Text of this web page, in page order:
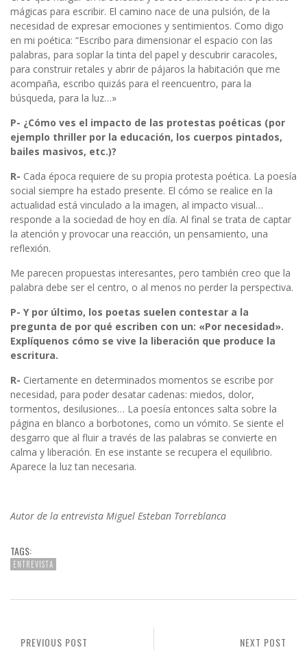
mágicas para escribir. El camino nace de una pulsión, de la
necesidad de expresar emociones y sentimientos. Como digo
en mi poética: “Escribo para dimensionar el espacio con las
palabras, para soplar la tinta del papel y descubrir caracoles,
para construir retales y abrir de pájaros la habitación que me
acompaña, escribo quizás para el reencuentro, para la
búsqueda, para la luz…»
P- ¿Cómo ves el impacto de las protestas poéticas (por
ejemplo thriller por la educación, los cuerpos pintados,
bailes masivos, etc.)?
R- Cada época requiere de su propia protesta poética. La poesía
social siempre ha estado presente. El cómo se realice en la
actualidad está vinculado a la imagen, al impacto visual…
responde a la sociedad de hoy en día. Al final se trata de captar
la atención y provocar una reacción, un pensamiento, una
reflexión.
Me parecen propuestas interesantes, pero también creo que la
palabra debe ser el centro, o al menos no perder la perspectiva.
P- Y por último, los poetas suelen contestar a la
pregunta de por qué escriben con un: «Por necesidad».
Explíquenos cómo se vive la liberación que produce la
escritura.
R- Ciertamente en determinados momentos se escribe por
necesidad, para poder desatar cadenas: miedos, dolor,
tormentos, desilusiones… La poesía entonces salta sobre la
página en blanco a borbotones, como un vómito. Se siente el
desgarro que al fluir a través de las palabras se convierte en
calma y liberación. En ese instante se recupera el equilibrio.
Aparece la luz tan necesaria.
Autor de la entrevista Miguel Esteban Torreblanca
TAGS:
ENTREVISTA
NEXT POST
PREVIOUS POST